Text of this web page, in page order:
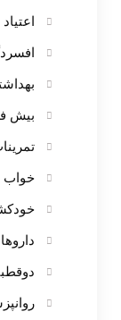
اعتیاد
بیش
خواب